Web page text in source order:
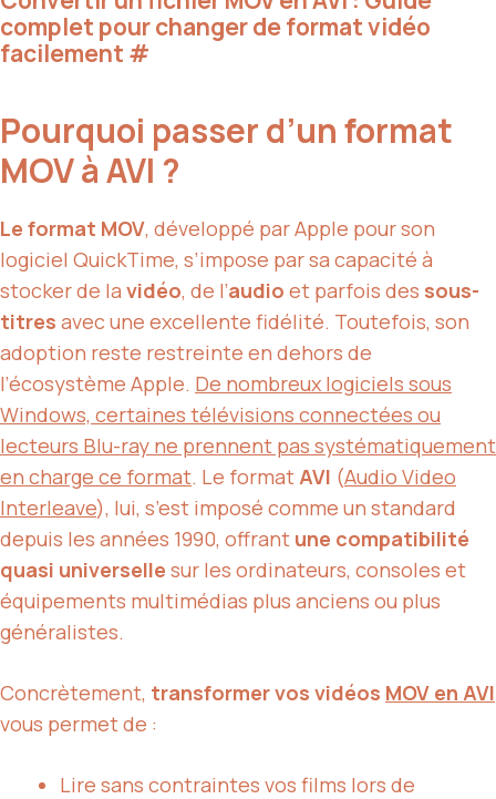
complet pour changer de format vidéo
facilement #
Pourquoi passer d’un format
MOV à AVI ?
Le format MOV, développé par Apple pour son
logiciel QuickTime, s’impose par sa capacité à
stocker de la vidéo, de l’audio et parfois des sous-
titres avec une excellente fidélité. Toutefois, son
adoption reste restreinte en dehors de
l’écosystème Apple. De nombreux logiciels sous
Windows, certaines télévisions connectées ou
lecteurs Blu-ray ne prennent pas systématiquement
en charge ce format. Le format AVI (Audio Video
Interleave), lui, s’est imposé comme un standard
depuis les années 1990, offrant une compatibilité
quasi universelle sur les ordinateurs, consoles et
équipements multimédias plus anciens ou plus
généralistes.
Concrètement, transformer vos vidéos MOV en AVI
vous permet de :
Lire sans contraintes vos films lors de